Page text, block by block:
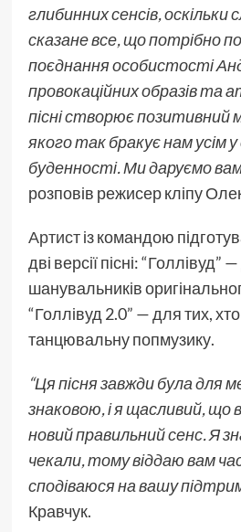
глибинних сенсів, оскільки
сказане все, що потрібно
поєднання особистості
провокаційних образів та
пісні створює позитивний
якого так бракує нам усім у
буденності. Ми даруємо
розповів режисер кліпу
Артистіз командою
дві версії пісні: “Голлівуд”
шанувальників
“Голлівуд 2.0” — для тих,
танцювальну попмузику.
“Ця пісня завжди була для
знаковою, і я щасливий, що
новий правильний сенс. Я
чекали, тому віддаю вам
сподіваюся на вашу
Кравчук.